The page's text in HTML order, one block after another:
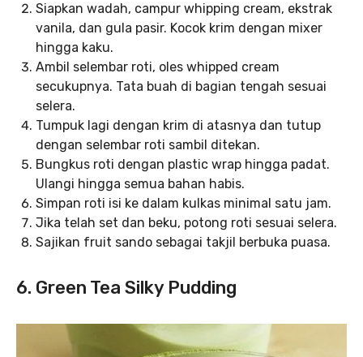
Siapkan wadah, campur whipping cream, ekstrak
vanila, dan gula pasir. Kocok krim dengan mixer
hingga kaku.
Ambil selembar roti, oles whipped cream
secukupnya. Tata buah di bagian tengah sesuai
selera.
Tumpuk lagi dengan krim di atasnya dan tutup
dengan selembar roti sambil ditekan.
Bungkus roti dengan plastic wrap hingga padat.
Ulangi hingga semua bahan habis.
Simpan roti isi ke dalam kulkas minimal satu jam.
Jika telah set dan beku, potong roti sesuai selera.
Sajikan fruit sando sebagai takjil berbuka puasa.
6. Green Tea Silky Pudding